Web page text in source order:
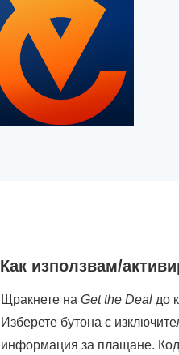
Как използвам/
Щракнете на Get the Deal до
Изберете бутона с
информация за плащане.